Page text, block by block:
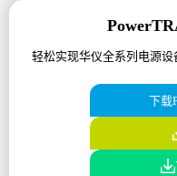
轻松实现华仪全系列电源
下载